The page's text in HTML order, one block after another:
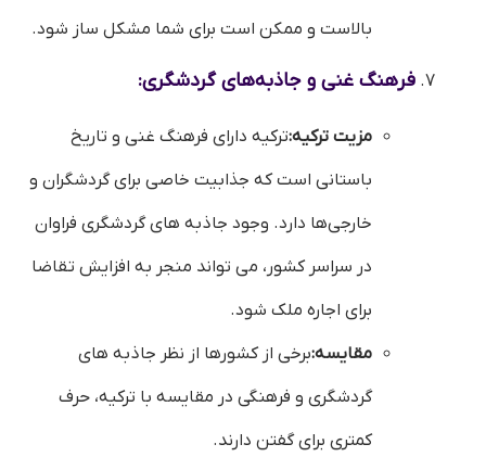
بالاست و ممکن است برای شما مشکل ساز شود.
فرهنگ غنی و جاذبه‌های گردشگری:
مزیت ترکیه:ترکیه دارای فرهنگ غنی و تاریخ
باستانی است که جذابیت خاصی برای گردشگران و
خارجی‌ها دارد. وجود جاذبه های گردشگری فراوان
در سراسر کشور، می تواند منجر به افزایش تقاضا
برای اجاره ملک شود.
مقایسه:برخی از کشورها از نظر جاذبه های
گردشگری و فرهنگی در مقایسه با ترکیه، حرف
کمتری برای گفتن دارند.